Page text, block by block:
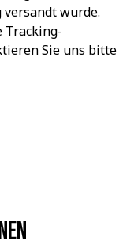
wurde.
Tracking-
Sie uns bitte